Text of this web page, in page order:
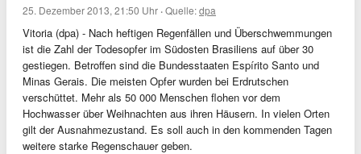
25. Dezember 2013, 21:50 Uhr ·Quelle:dpa
Vitoria (dpa) - Nach heftigen Regenfällen und Überschwemmungen
ist die Zahl der Todesopfer im Südosten Brasiliens auf über 30
gestiegen. Betroffen sind die Bundesstaaten Espírito Santo und
Minas Gerais. Die meisten Opfer wurden bei Erdrutschen
verschüttet. Mehr als 50 000 Menschen flohen vor dem
Hochwasser über Weihnachten aus ihren Häusern. In vielen Orten
gilt der Ausnahmezustand. Es soll auch in den kommenden Tagen
weitere starke Regenschauer geben.